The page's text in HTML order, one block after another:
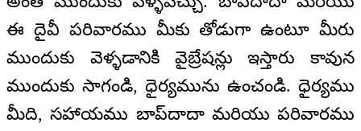
ఈ దైవీ పరివారము మీకు తోడుగా ఉంటూ మీరు
ముందుకు వెళ్ళడానికి వైబ్రేషన్లు ఇస్తారు కావున
ముందుకు సాగండి, ధైర్యమును ఉంచండి. ధైర్యము
మీది, సహాయము బాప్‌దాదా మరియు పరివారము